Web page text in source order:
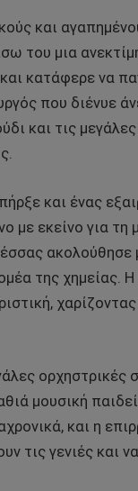
και
του μια
κατάφερε να
που διένυε
και τις
και ένας
με εκείνο για τη
ακολούθησε
της χημείας.
ορχηστρικές
μουσική
και η
τις γενιές και